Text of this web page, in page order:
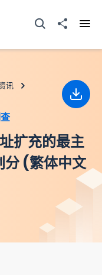
打开搜寻器分享至
讯
扩充的最主
分 (繁体中文
下载